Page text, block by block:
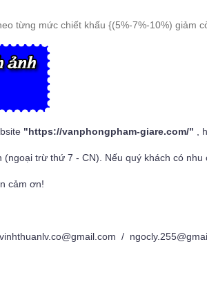
từng mức chiết khấu {(5%-7%-10%) giảm
"https://vanphongpham-giare.com/" ,
trừ thứ 7 - CN). Nếu quý khách có
cảm ơn!
/